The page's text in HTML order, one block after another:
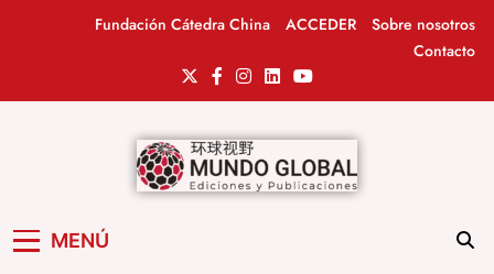
Fundación Cátedra China ACCEDER
Sobre nosotros
Contacto
MENÚ